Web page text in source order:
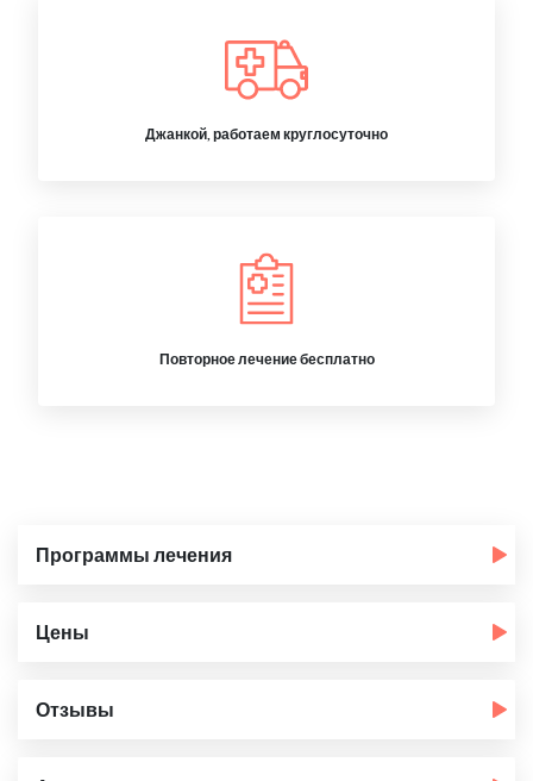
Джанкой, работаем круглосуточно
Повторное лечение бесплатно
Программы лечения
Цены
Отзывы